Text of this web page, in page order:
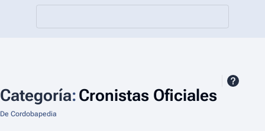
Categoría:Cronistas Oficiales
De Cordobapedia